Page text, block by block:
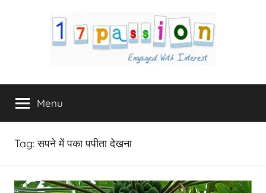
17Passion.com
InterestMenu
Tag:सपने में पका पपीता देखना